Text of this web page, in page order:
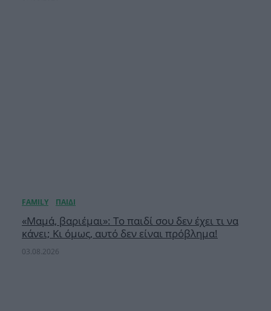
«Μαμά, βαριέμαι»: Το παιδί σου δεν έχει τι να
κάνει; Κι όμως, αυτό δεν είναι πρόβλημα!
03.08.2026